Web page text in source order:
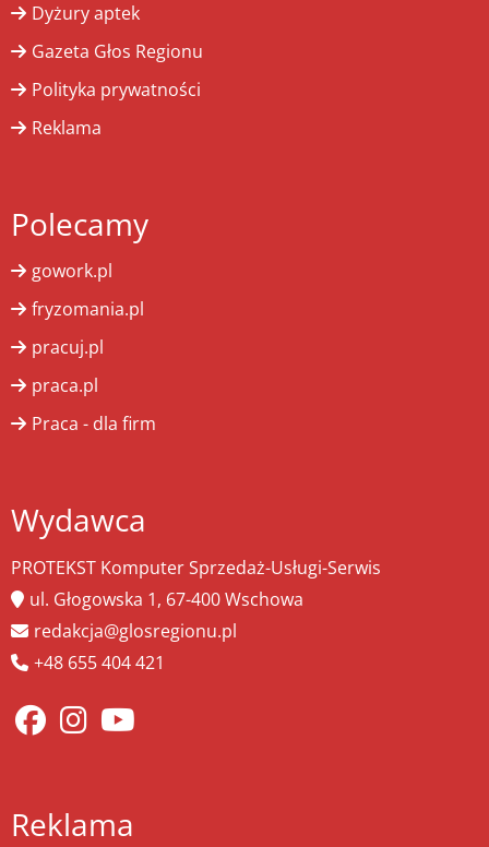
Dyżury aptek
Gazeta Głos Regionu
Polityka prywatności
Reklama
Polecamy
gowork.pl
fryzomania.pl
pracuj.pl
praca.pl
Praca - dla firm
Wydawca
PROTEKST Komputer Sprzedaż-Usługi-Serwis
ul. Głogowska 1, 67-400 Wschowa
redakcja@glosregionu.pl
+48 655 404 421
Reklama